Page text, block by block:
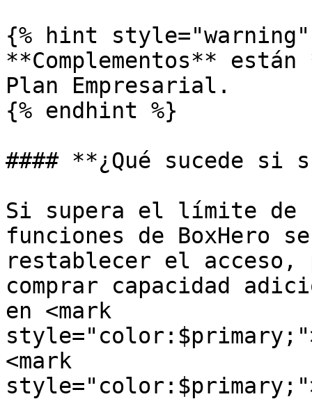
{% hint style="warning"
**Complementos**
Plan Empresarial.
{% endhint %}
#### **¿Qué sucede si
Si supera el límite de
funciones de BoxHero
restablecer el acceso,
comprar capacidad
en <mark
<mark